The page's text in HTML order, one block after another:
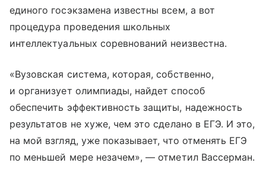
единого госэкзамена известны всем, а вот
процедура проведения школьных
интеллектуальных соревнований неизвестна.
«Вузовская система, которая, собственно,
и организует олимпиады, найдет способ
обеспечить эффективность защиты, надежность
результатов не хуже, чем это сделано в ЕГЭ. И это,
на мой взгляд, уже показывает, что отменять ЕГЭ
по меньшей мере незачем», — отметил Вассерман.